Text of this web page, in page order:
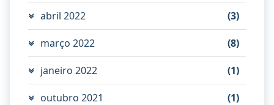
abril 2022 (3)
março 2022 (8)
janeiro 2022 (1)
outubro 2021 (1)